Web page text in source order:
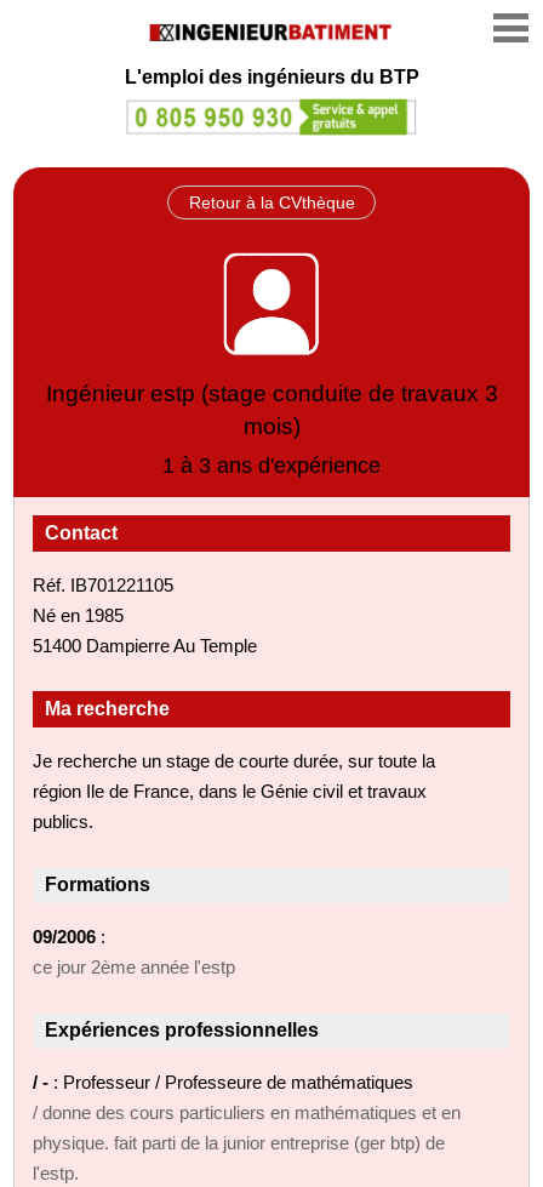
L'emploi des ingénieurs du BTP
Retour à la CVthèque
Ingénieur estp (stage conduite de travaux 3
mois)
1 à 3 ans d'expérience
Contact
Réf. IB701221105
Né en 1985
51400 Dampierre Au Temple
Ma recherche
Je recherche un stage de courte durée, sur toute la
région Ile de France, dans le Génie civil et travaux
publics.
Formations
09/2006 :
ce jour 2ème année l'estp
Expériences professionnelles
/ - : Professeur / Professeure de mathématiques
/ donne des cours particuliers en mathématiques et en
physique. fait parti de la junior entreprise (ger btp) de
l'estp.